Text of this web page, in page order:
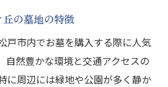
の墓地の特徴
戸市内でお墓を購入する際に人気
自然豊かな環境と交通アクセスの
に周辺には緑地や公園が多く静か